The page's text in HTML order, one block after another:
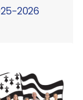
2026